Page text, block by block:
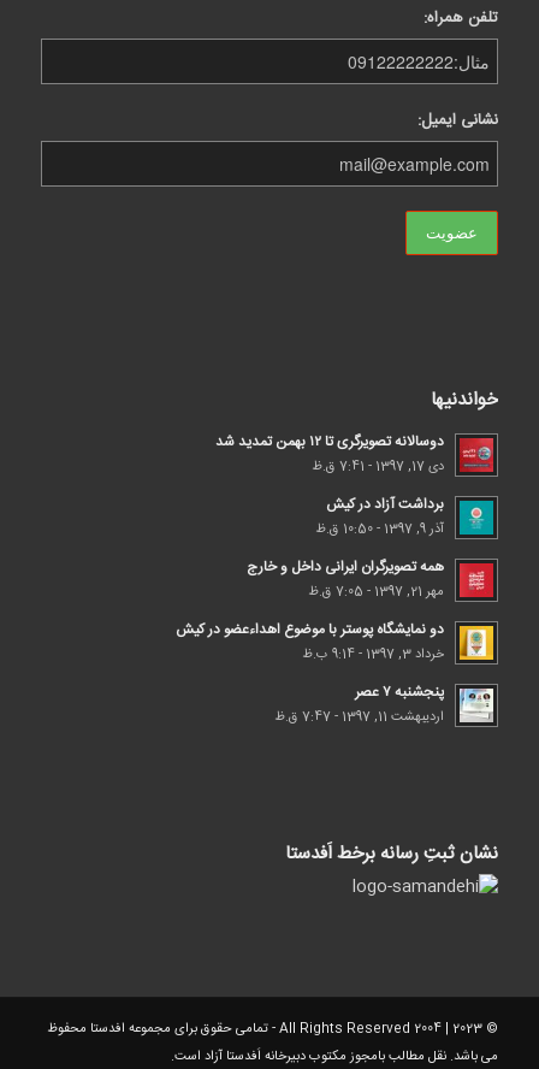
تلفن همراه:
نشانی ایمیل:
خواندنیها
دوسالانه تصویرگری تا ۱۲ بهمن تمدید شد
دی 17, 1397 - 7:41 ق.ظ
برداشت آزاد در کیش
آذر 9, 1397 - 10:50 ق.ظ
همه تصویرگران ایرانی داخل و خارج
مهر 21, 1397 - 7:05 ق.ظ
دو نمایشگاه پوستر با موضوع اهداء‌عضو در کیش
خرداد 3, 1397 - 9:14 ب.ظ
پنجشنبه ۷ عصر
اردیبهشت 11, 1397 - 7:47 ق.ظ
نشان ثبتِ رسانه برخط اَفدستا
© 2023 | 2004 All Rights Reserved - تمامی حقوق برای مجموعه افدستا محفوظ
می باشد. نقل مطالب بامجوز مکتوب دبیرخانه اَفدستا آزاد است.